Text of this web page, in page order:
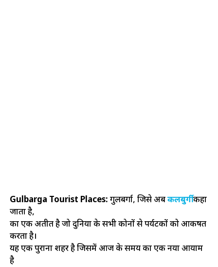
Gulbarga Tourist Places: गुलबर्गा, जिसे अबकलबुर्गीकहा
जाता है,
का एक अतीत है जो दुनिया के सभी कोनों से पर्यटकों को आकर्षित
करता है।
यह एक पुराना शहर है जिसमें आज के समय का एक नया आयाम
है